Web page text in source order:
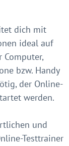
dich mit
ideal auf
bzw. Handy
der Online-
werden.
und
Testtrainer